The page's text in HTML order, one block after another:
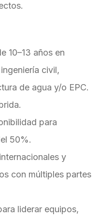
10–13 años en
civil,
de agua y/o EPC.
para
50%.
y
con múltiples partes
liderar equipos,